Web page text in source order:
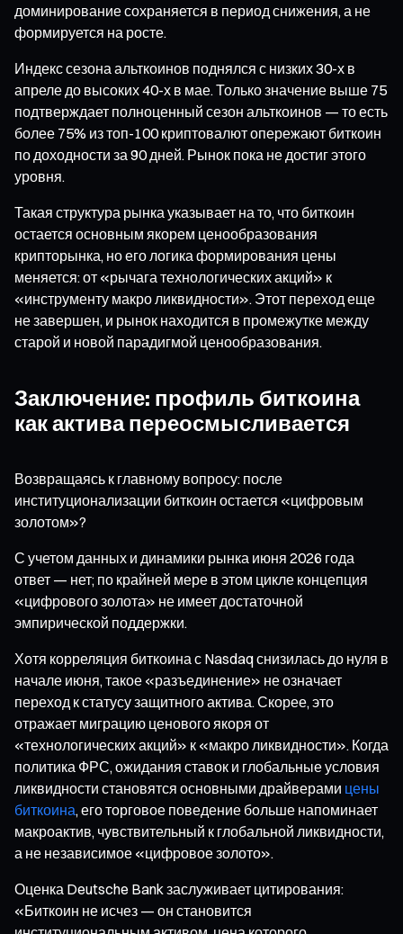
доминирование сохраняется в период снижения, а не
формируется на росте.
Индекс сезона альткоинов поднялся с низких 30-х в
апреле до высоких 40-х в мае. Только значение выше 75
подтверждает полноценный сезон альткоинов — то есть
более 75% из топ-100 криптовалют опережают биткоин
по доходности за 90 дней. Рынок пока не достиг этого
уровня.
Такая структура рынка указывает на то, что биткоин
остается основным якорем ценообразования
крипторынка, но его логика формирования цены
меняется: от «рычага технологических акций» к
«инструменту макро ликвидности». Этот переход еще
не завершен, и рынок находится в промежутке между
старой и новой парадигмой ценообразования.
Заключение: профиль биткоина
как актива переосмысливается
Возвращаясь к главному вопросу: после
институционализации биткоин остается «цифровым
золотом»?
С учетом данных и динамики рынка июня 2026 года
ответ — нет; по крайней мере в этом цикле концепция
«цифрового золота» не имеет достаточной
эмпирической поддержки.
Хотя корреляция биткоина с Nasdaq снизилась до нуля в
начале июня, такое «разъединение» не означает
переход к статусу защитного актива. Скорее, это
отражает миграцию ценового якоря от
«технологических акций» к «макро ликвидности». Когда
политика ФРС, ожидания ставок и глобальные условия
ликвидности становятся основными драйверами цены
биткоина, его торговое поведение больше напоминает
макроактив, чувствительный к глобальной ликвидности,
а не независимое «цифровое золото».
Оценка Deutsche Bank заслуживает цитирования:
«Биткоин не исчез — он становится